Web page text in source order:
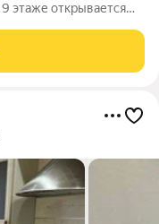
этаже открывается
стороны, плюс